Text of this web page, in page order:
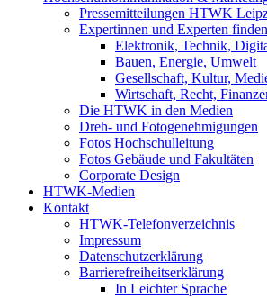
Pressemitteilungen HTWK
Expertinnen und Experten finden
Elektronik, Technik,
Bauen, Energie, Umwelt
Gesellschaft, Kultur,
Wirtschaft, Recht,
Die HTWK in den Medien
Dreh- und Fotogenehmigungen
Fotos Hochschulleitung
Fotos Gebäude und Fakultäten
Corporate Design
HTWK-Medien
Kontakt
HTWK-Telefonverzeichnis
Impressum
Datenschutzerklärung
Barrierefreiheitserklärung
In Leichter Sprache